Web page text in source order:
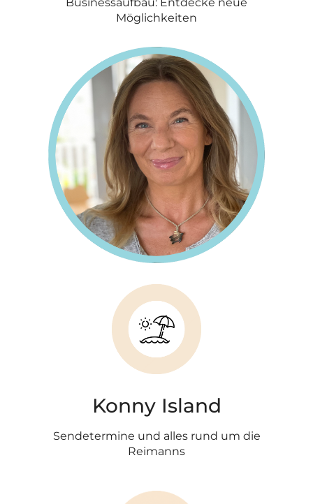
Möglichkeiten
Konny Island
Sendetermine und alles rund um die
Reimanns